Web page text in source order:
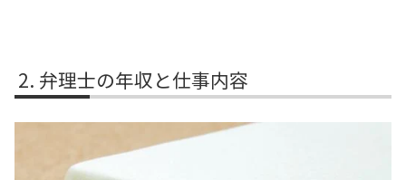
弁理士の年収と仕事内容